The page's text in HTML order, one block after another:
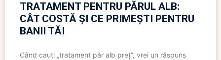
TRATAMENT PENTRU PĂRUL ALB:
CÂT COSTĂ ȘI CE PRIMEȘTI PENTRU
BANII TĂI
Când cauți „tratament păr alb preț”, vrei un răspuns